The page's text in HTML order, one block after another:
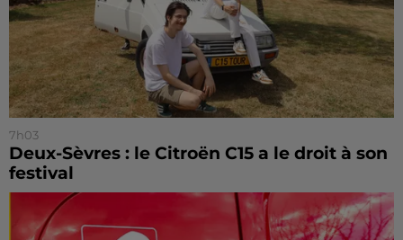
7h03
Deux-Sèvres : le Citroën C15 a le droit à son
festival